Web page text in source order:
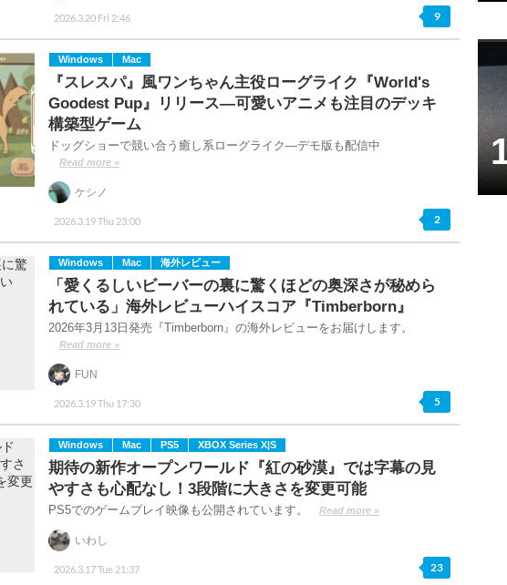
2026.3.20 Fri 2:46 9
Windows Mac
『スレスパ』風ワンちゃん主役ローグライク『World's
Goodest Pup』リリース―可愛いアニメも注目のデッキ
構築型ゲーム
ドッグショーで競い合う癒し系ローグライク―デモ版も配信中
Read more »
2026.3.19 Thu 23:00
ケシノ
2
Windows Mac 海外レビュー
「愛くるしいビーバーの裏に驚くほどの奥深さが秘めら
れている」海外レビューハイスコア『Timberborn』
2026年3月13日発売『Timberborn』の海外レビューをお届けします。
Read more »
2026.3.19 Thu 17:30
FUN
5
Windows Mac PS5 XBOX Series X|S
期待の新作オープンワールド『紅の砂漠』では字幕の見
やすさも心配なし！3段階に大きさを変更可能
PS5でのゲームプレイ映像も公開されています。 Read more »
2026.3.17 Tue 21:37
いわし
23